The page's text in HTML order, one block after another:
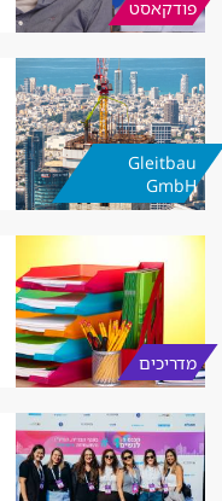
פודקאסט
Gleitbau
GmbH
מדריכים